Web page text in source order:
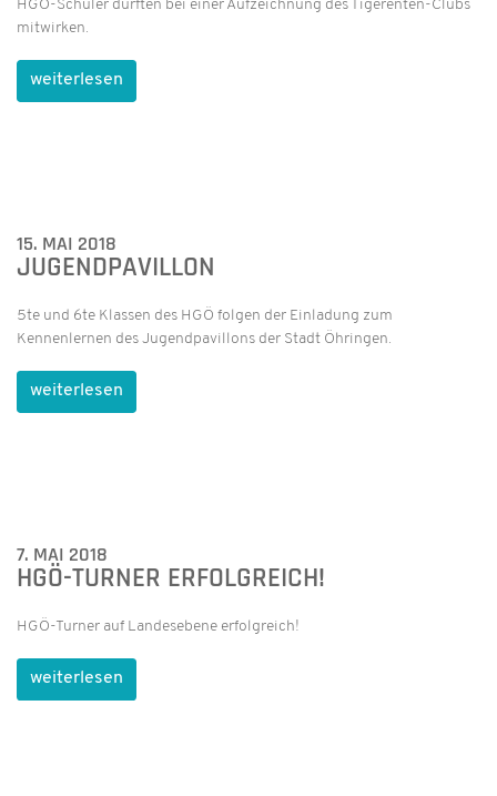
HGÖ-Schüler durften bei einer Aufzeichnung des Tigerenten-Clubs
mitwirken.
weiterlesen
15. MAI 2018
JUGENDPAVILLON
5te und 6te Klassen des HGÖ folgen der Einladung zum
Kennenlernen des Jugendpavillons der Stadt Öhringen.
weiterlesen
7. MAI 2018
HGÖ-TURNER ERFOLGREICH!
HGÖ-Turner auf Landesebene erfolgreich!
weiterlesen